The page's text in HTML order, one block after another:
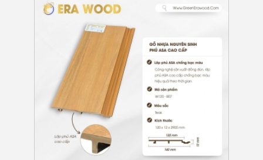
Gỗ Nhựa Phủ ASA Là Gì? Cấu Tạo,
Ưu Điểm Và Lý Do Trở Thành Xu
Hướng Vật Liệu Ngoài Trời Cao Cấp